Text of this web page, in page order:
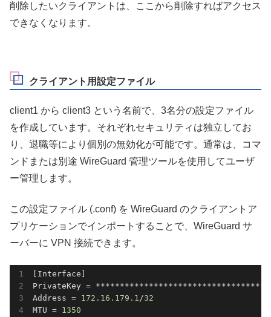
削除したいクライアントは、ここから削除すればアクセス
できなくなります。
クライアント用設定ファイル
client1 から client3 という名前で、3名分の設定ファイル
を作成しています。それぞれセキュリティは独立してお
り、退職等により個別の無効化が可能です。通常は、コマ
ンドまたは別途 WireGuard 管理ツールを使用してユーザ
ー管理します。
この設定ファイル (.conf) を WireGuard のクライアントア
プリケーションでインポートすることで、WireGuard サ
ーバーに VPN 接続できます。
[Interface]
PrivateKey =
Address = 172.16 .179 .1/32
MTU = 1350